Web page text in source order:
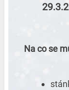
Na co se